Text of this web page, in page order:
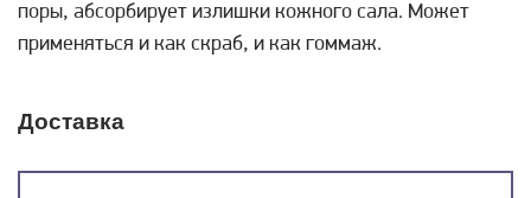
поры, абсорбирует излишки кожного сала. Может
применяться и как скраб, и как гоммаж.
Доставка